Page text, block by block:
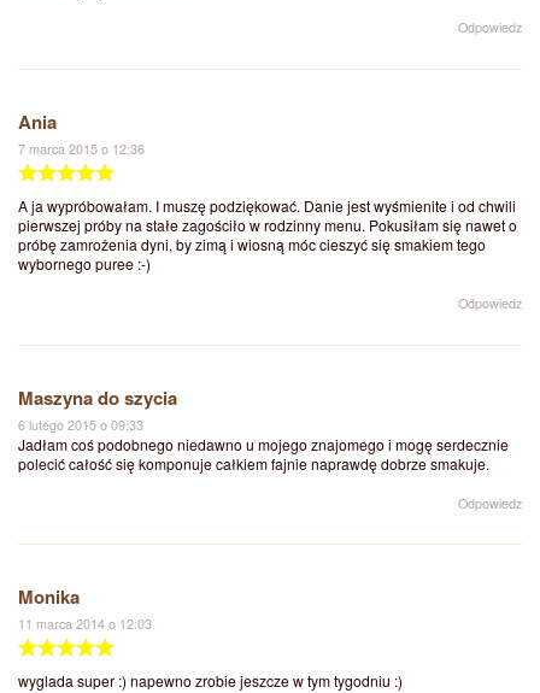
Odpowiedz
Ania
7 marca 2015 o 12:36
A ja wypróbowałam. I muszę podziękować. Danie jest wyśmienite i od chwili
pierwszej próby na stałe zagościło w rodzinny menu. Pokusiłam się nawet o
próbę zamrożenia dyni, by zimą i wiosną móc cieszyć się smakiem tego
wybornego puree :-)
Odpowiedz
Maszyna do szycia
6 lutego 2015 o 09:33
Jadłam coś podobnego niedawno u mojego znajomego i mogę serdecznie
polecić całość się komponuje całkiem fajnie naprawdę dobrze smakuje.
Odpowiedz
Monika
11 marca 2014 o 12:03
wyglada super :) napewno zrobie jeszcze w tym tygodniu :)